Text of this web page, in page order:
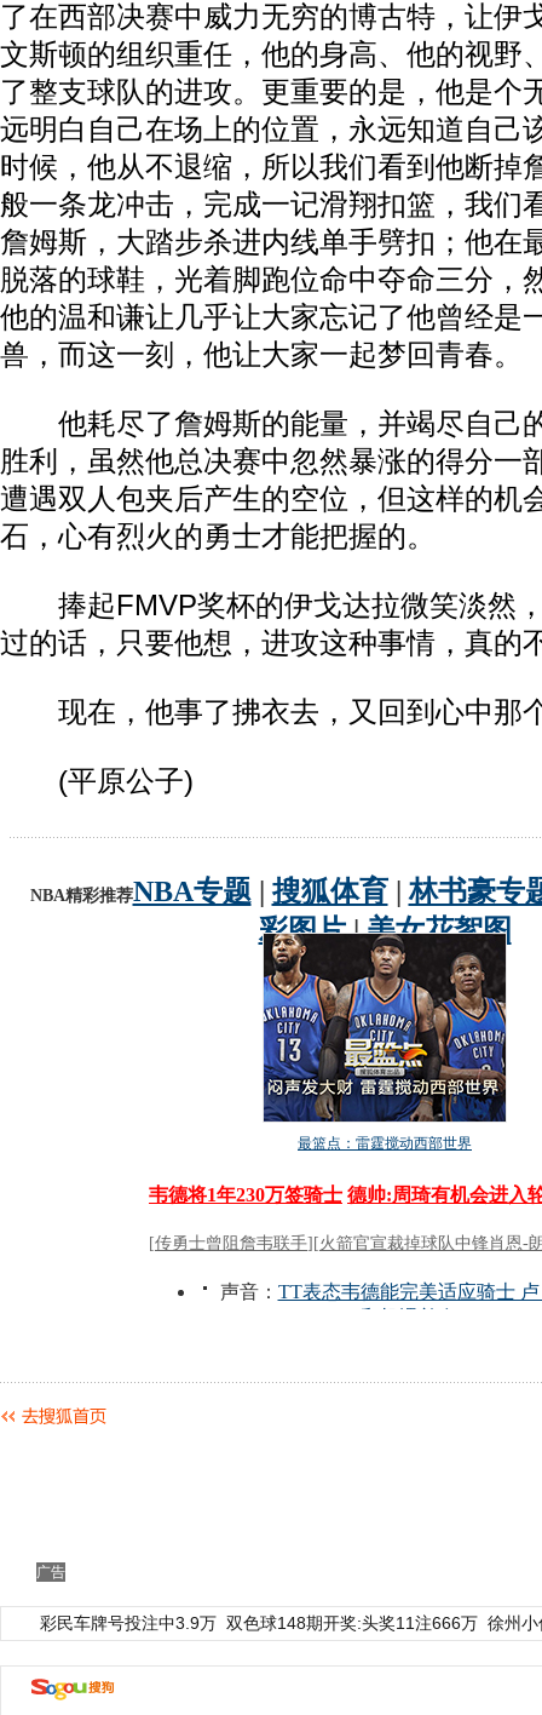
了在西部决赛中威力无穷的博古特，让伊
文斯顿的组织重任，他的身高、他的视野
了整支球队的进攻。更重要的是，他是个
远明白自己在场上的位置，永远知道自己
时候，他从不退缩，所以我们看到他断掉
般一条龙冲击，完成一记滑翔扣篮，我们
詹姆斯，大踏步杀进内线单手劈扣；他在
脱落的球鞋，光着脚跑位命中夺命三分，
他的温和谦让几乎让大家忘记了他曾经是
兽，而这一刻，他让大家一起梦回青春。
他耗尽了詹姆斯的能量，并竭尽自己
胜利，虽然他总决赛中忽然暴涨的得分一
遭遇双人包夹后产生的空位，但这样的机
石，心有烈火的勇士才能把握的。
捧起FMVP奖杯的伊戈达拉微笑淡然
过的话，只要他想，进攻这种事情，真的
现在，他事了拂衣去，又回到心中那
(平原公子)
广告
彩民车牌号投注中3.9万 双色球148期开奖:头奖11注666万 徐州